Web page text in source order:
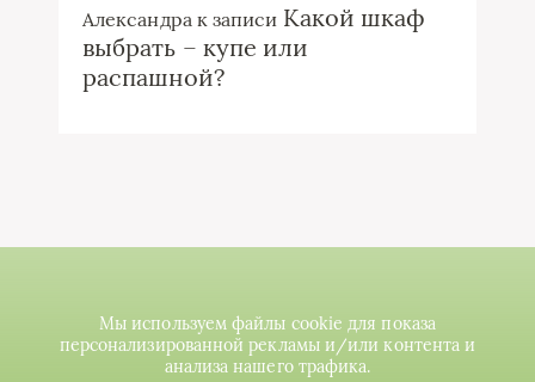
Александра к записи Какой шкаф
выбрать – купе или
распашной?
Мы используем файлы cookie для показа
персонализированной рекламы и/или контента и
анализа нашего трафика.